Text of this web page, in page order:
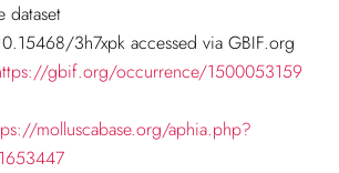
dataset
3h7xpk accessed via GBIF.org
gbif.org/occurrence/1500053159
molluscabase.org/aphia.php?